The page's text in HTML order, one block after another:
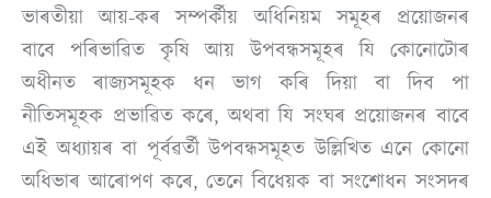
ভাৰতীয়া আয়-কৰ সম্পৰ্কীয় অধিনিয়ম সমূহৰ প্ৰয়োজনৰ
বাবে পৰিভাৱিত কৃষি আয় উপবন্ধসমূহৰ যি কোনোটোৰ
অধীনত ৰাজ্যসমূহক ধন ভাগ কৰি দিয়া বা দিব পা
নীতিসমূহক প্ৰভাৱিত কৰে, অথবা যি সংঘৰ প্ৰয়োজনৰ বাবে
এই অধ্যায়ৰ বা পূৰ্বৱৰ্তী উপবন্ধসমূহত উল্লিখিত এনে কোনো
অধিভাৰ আৰোপণ কৰে, তেনে বিধেয়ক বা সংশোধন সংসদৰ